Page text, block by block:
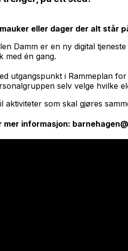
eller dager der alt står
Damm er en ny digital
med én gang.
utgangspunkt i Rammeplan
selv velge hvilke
aktiviteter som skal gjøres
informasjon: